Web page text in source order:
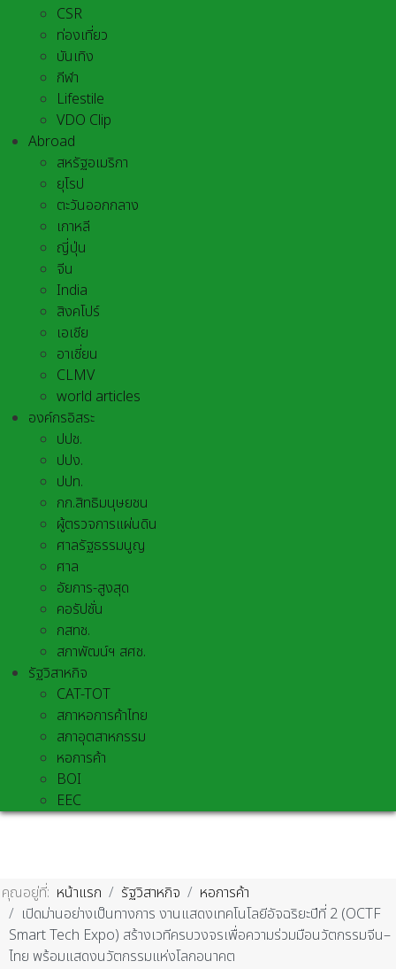
CSR
ท่องเที่ยว
บันเทิง
กีฬา
Lifestile
VDO Clip
Abroad
สหรัฐอเมริกา
ยุโรป
ตะวันออกกลาง
เกาหลี
ญี่ปุ่น
จีน
India
สิงคโปร์
เอเชีย
อาเชี่ยน
CLMV
world articles
องค์กรอิสระ
ปปช.
ปปง.
ปปท.
กก.สิทธิมนุษยชน
ผู้ตรวจการแผ่นดิน
ศาลรัฐธรรมนูญ
ศาล
อัยการ-สูงสุด
คอรัปชั่น
กสทช.
สภาพัฒน์ฯ สศช.
รัฐวิสาหกิจ
CAT-TOT
สภาหอการค้าไทย
สภาอุตสาหกรรม
หอการค้า
BOI
EEC
คุณอยู่ที่: หน้าแรก รัฐวิสาหกิจ
หอการค้า
เปิดม่านอย่างเป็นทางการ งานแสดงเทคโนโลยีอัจฉริยะปีที่ 2 (OCTF
Smart Tech Expo) สร้างเวทีครบวงจรเพื่อความร่วมมือนวัตกรรมจีน–
ไทย พร้อมแสดงนวัตกรรมแห่งโลกอนาคต